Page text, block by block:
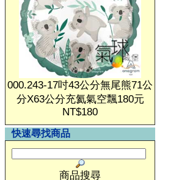
000.243-17吋43公分無尾熊71公
分X63公分充氦氣空飄180元
NT$180
快速尋找商品
商品搜尋